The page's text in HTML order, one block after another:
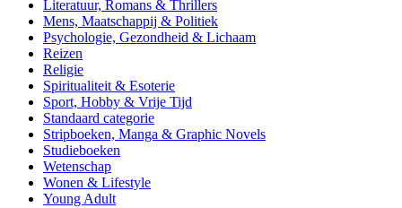
Literatuur, Romans & Thrillers
Mens, Maatschappij & Politiek
Psychologie, Gezondheid & Lichaam
Reizen
Religie
Spiritualiteit & Esoterie
Sport, Hobby & Vrije Tijd
Standaard categorie
Stripboeken, Manga & Graphic Novels
Studieboeken
Wetenschap
Wonen & Lifestyle
Young Adult